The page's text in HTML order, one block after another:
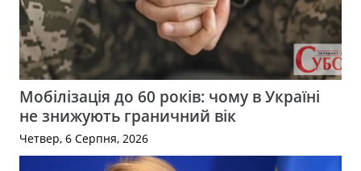
Мобілізація до 60 років: чому в Україні
не знижують граничний вік
Четвер, 6 Серпня, 2026